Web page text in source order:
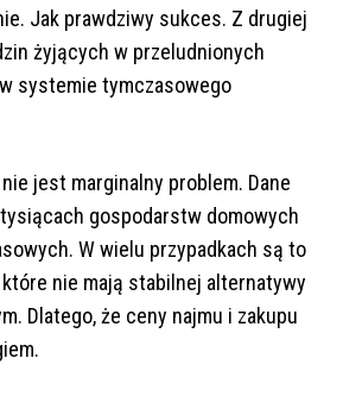
Jak prawdziwy sukces. Z drugiej
żyjących w przeludnionych
systemie tymczasowego
jest marginalny problem. Dane
gospodarstw domowych
W wielu przypadkach są to
nie mają stabilnej alternatywy
Dlatego, że ceny najmu i zakupu